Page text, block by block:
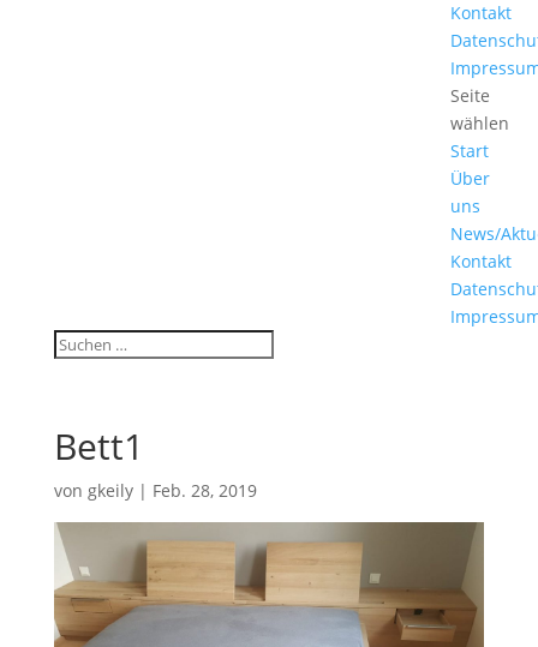
Kontakt
Seite
wählen
Start
Über
uns
News/
Kontakt
Bett1
von gkeily| Feb. 28, 2019